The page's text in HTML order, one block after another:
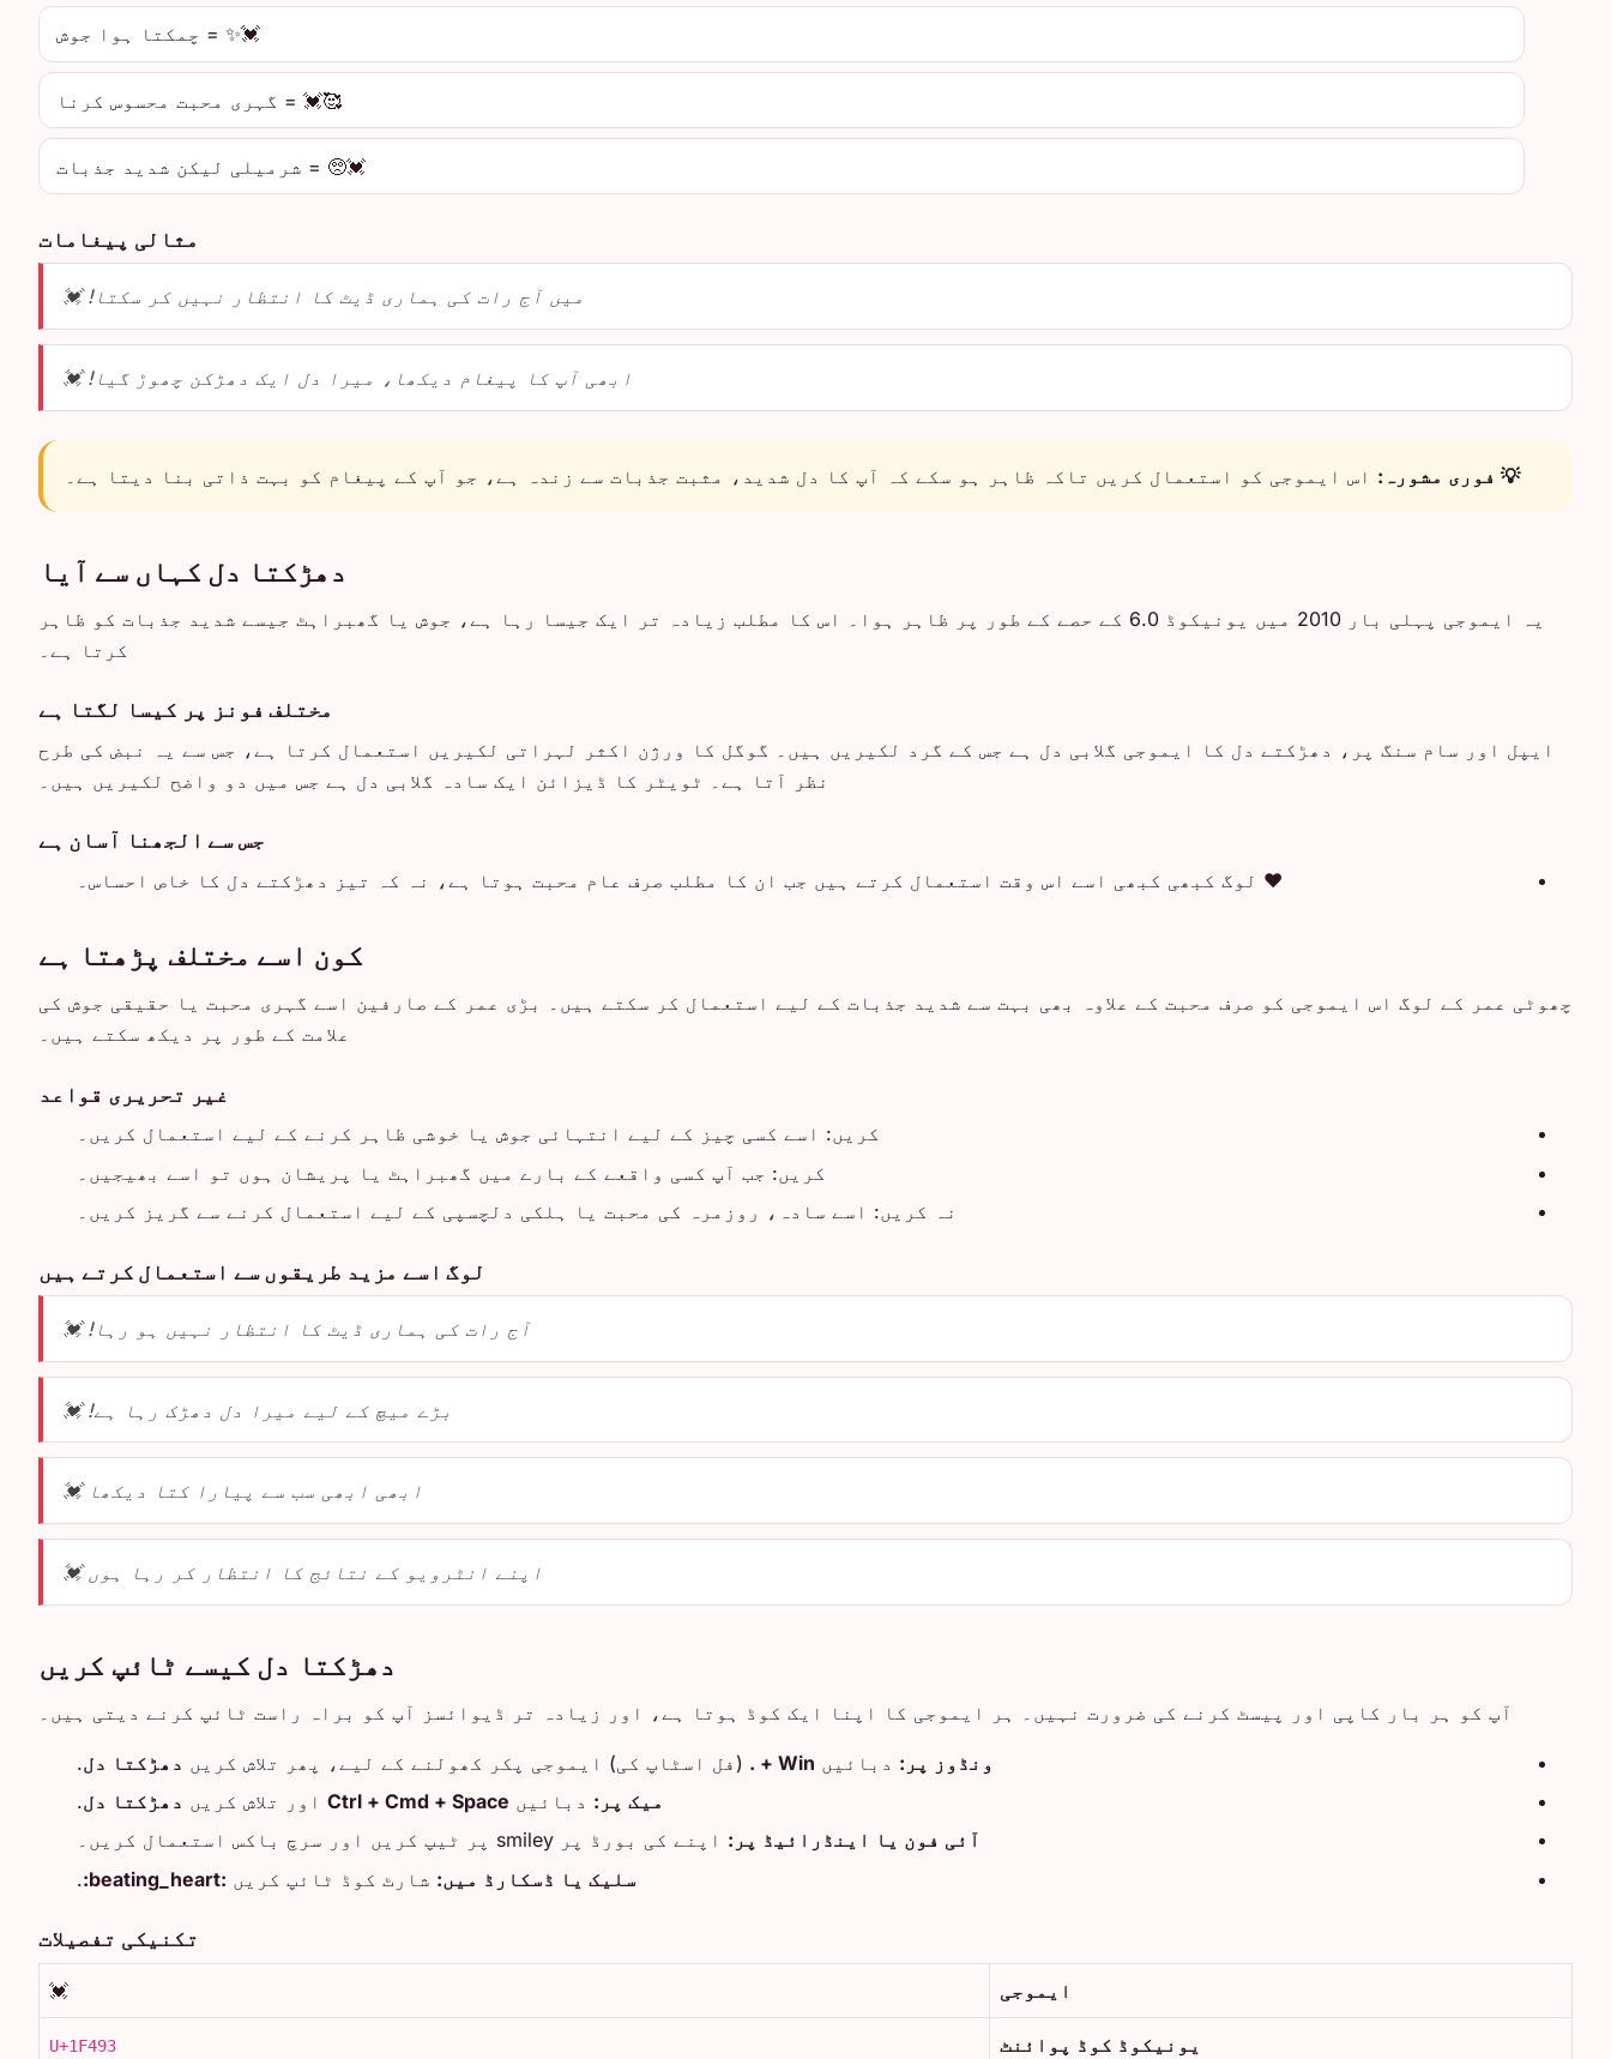
💓✨ = چمکتا ہوا جوش
🥰💓 = گہری محبت محسوس کرنا
💓🥺 = شرمیلی لیکن شدید جذبات
مثالی پیغامات
میں آج رات کی ہماری ڈیٹ کا انتظار نہیں کر سکتا! 💓
ابھی آپ کا پیغام دیکھا، میرا دل ایک دھڑکن چھوڑ گیا! 💓
💡 فوری مشورہ: اس ایموجی کو استعمال کریں تاکہ ظاہر ہو سکے کہ آپ کا دل شدید، مثبت جذبات سے زندہ ہے، جو آپ کے پیغام کو بہت ذاتی بنا دیتا ہے۔
دھڑکتا دل کہاں سے آیا
یہ ایموجی پہلی بار 2010 میں یونیکوڈ 6.0 کے حصے کے طور پر ظاہر ہوا۔ اس کا مطلب زیادہ تر ایک جیسا رہا ہے، جوش یا گھبراہٹ جیسے شدید جذبات کو ظاہر
کرتا ہے۔
مختلف فونز پر کیسا لگتا ہے
ایپل اور سام سنگ پر، دھڑکتے دل کا ایموجی گلابی دل ہے جس کے گرد لکیریں ہیں۔ گوگل کا ورژن اکثر لہراتی لکیریں استعمال کرتا ہے، جس سے یہ نبض کی طرح
نظر آتا ہے۔ ٹویٹر کا ڈیزائن ایک سادہ گلابی دل ہے جس میں دو واضح لکیریں ہیں۔
جس سے الجھنا آسان ہے
❤️ لوگ کبھی کبھی اسے اس وقت استعمال کرتے ہیں جب ان کا مطلب صرف عام محبت ہوتا ہے، نہ کہ تیز دھڑکتے دل کا خاص احساس۔
کون اسے مختلف پڑھتا ہے
چھوٹی عمر کے لوگ اس ایموجی کو صرف محبت کے علاوہ بھی بہت سے شدید جذبات کے لیے استعمال کر سکتے ہیں۔ بڑی عمر کے صارفین اسے گہری محبت یا حقیقی جوش کی
علامت کے طور پر دیکھ سکتے ہیں۔
غیر تحریری قواعد
کریں: اسے کسی چیز کے لیے انتہائی جوش یا خوشی ظاہر کرنے کے لیے استعمال کریں۔
کریں: جب آپ کسی واقعے کے بارے میں گھبراہٹ یا پریشان ہوں تو اسے بھیجیں۔
نہ کریں: اسے سادہ، روزمرہ کی محبت یا ہلکی دلچسپی کے لیے استعمال کرنے سے گریز کریں۔
لوگ اسے مزید طریقوں سے استعمال کرتے ہیں
آج رات کی ہماری ڈیٹ کا انتظار نہیں ہو رہا! 💓
بڑے میچ کے لیے میرا دل دھڑک رہا ہے! 💓
ابھی ابھی سب سے پیارا کتا دیکھا 💓
اپنے انٹرویو کے نتائج کا انتظار کر رہا ہوں 💓
دھڑکتا دل کیسے ٹائپ کریں
آپ کو ہر بار کاپی اور پیسٹ کرنے کی ضرورت نہیں۔ ہر ایموجی کا اپنا ایک کوڈ ہوتا ہے، اور زیادہ تر ڈیوائسز آپ کو براہ راست ٹائپ کرنے دیتی ہیں۔
ونڈوز پر: دبائیں Win + . (فل اسٹاپ کی) ایموجی پکر کھولنے کے لیے، پھر تلاش کریں دھڑکتا دل.
میک پر: دبائیں Ctrl + Cmd + Space اور تلاش کریں دھڑکتا دل.
آئی فون یا اینڈرائیڈ پر: اپنے کی بورڈ پر smiley پر ٹیپ کریں اور سرچ باکس استعمال کریں۔
سلیک یا ڈسکارڈ میں: شارٹ کوڈ ٹائپ کریں :beating_heart:
.
تکنیکی تفصیلات
ایموجی 💓
یونیکوڈ کوڈ پوائنٹ U+1F493